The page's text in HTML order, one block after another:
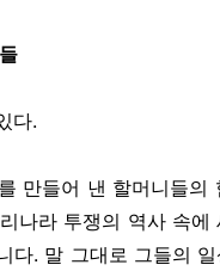
다.
만들어 낸 할머니들
나라 투쟁의 역사 속
다. 말 그대로 그들의